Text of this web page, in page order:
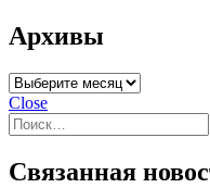
Архивы
Архивы
Close
Найти:
Связанная